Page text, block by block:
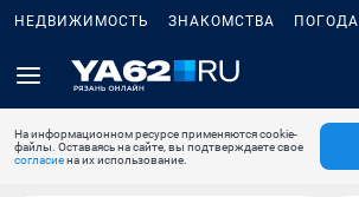
НЕДВИЖИМОСТЬ ЗНАКОМСТВА ПОГОДА
На информационном ресурсе применяются cookie-
файлы. Оставаясь на сайте, вы подтверждаете свое
согласиена их использование.